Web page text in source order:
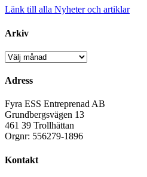
Länk till alla Nyheter och artiklar
Arkiv
Arkiv
Adress
Fyra ESS Entreprenad AB
Grundbergsvägen 13
461 39 Trollhättan
Orgnr: 556279-1896
Kontakt